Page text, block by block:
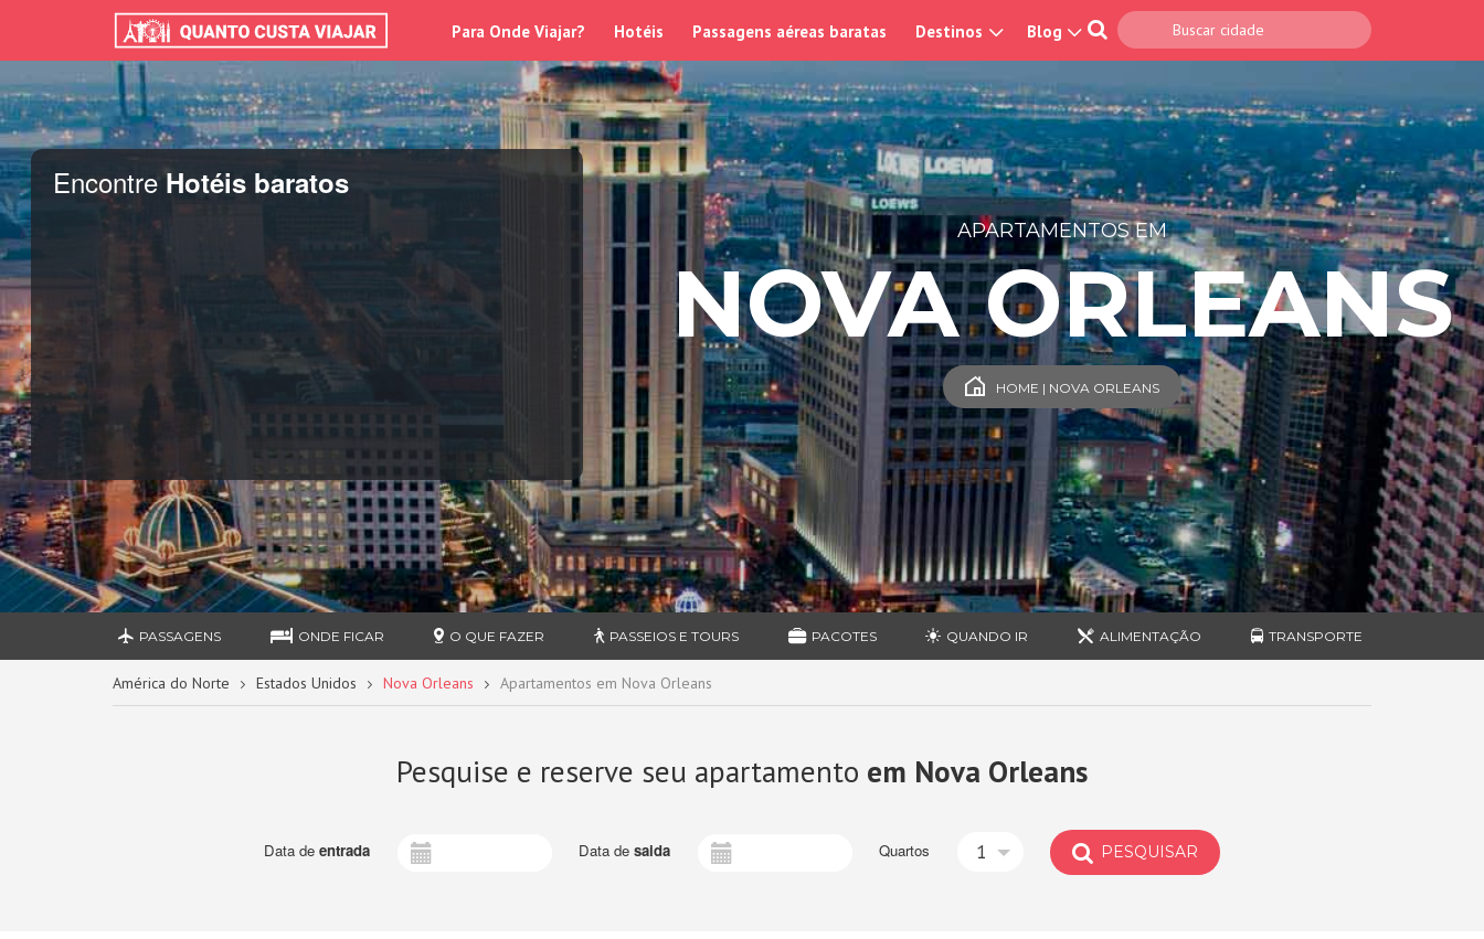
Para Onde Viajar? Hotéis Passagens aéreas baratas Destinos Blog
EncontreHotéis baratos
APARTAMENTOS EM
NOVA ORLEANS
HOME | NOVA ORLEANS
PASSAGENS ONDE FICAR O QUE FAZER PASSEIOS E TOURS PACOTES QUANDO IR ALIMENTAÇÃO TRANSPORTE
América do Norte Estados Unidos Nova Orleans Apartamentos em Nova Orleans
Pesquise e reserve seu apartamento em Nova Orleans
Data de entrada Data de saida Quartos 1 PESQUISAR